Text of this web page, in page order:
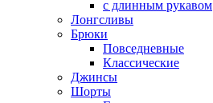
с длинным рукавом
Лонгсливы
Брюки
Повседневные
Классические
Джинсы
Шорты